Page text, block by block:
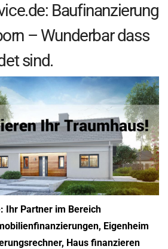
Baufinanzierung
– Wunderbar dass
sind.
Ihr Partner im Bereich
Eigenheim
Haus finanzieren